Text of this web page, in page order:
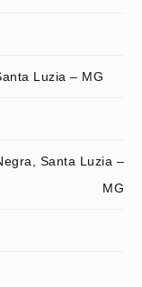
Luzia – MG
Santa Luzia –
MG